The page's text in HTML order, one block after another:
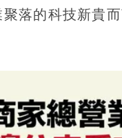
落的科技新貴